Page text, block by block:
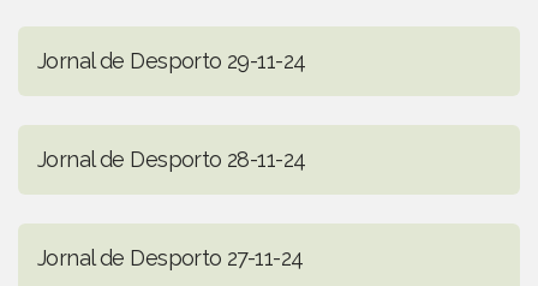
Jornal de Desporto 29-11-24
Jornal de Desporto 28-11-24
Jornal de Desporto 27-11-24